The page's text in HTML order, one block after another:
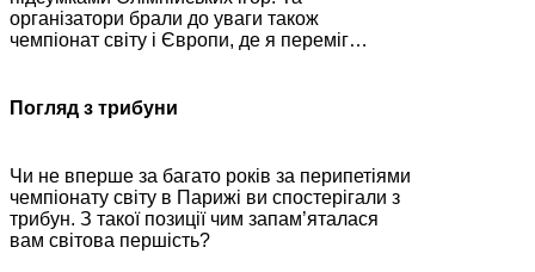
організатори брали до уваги також
чемпіонат світу і Європи, де я переміг…
Погляд з трибуни
Чи не вперше за багато років за перипетіями
чемпіонату світу в Парижі ви спостерігали з
трибун. З такої позиції чим запам’яталася
вам світова першість?